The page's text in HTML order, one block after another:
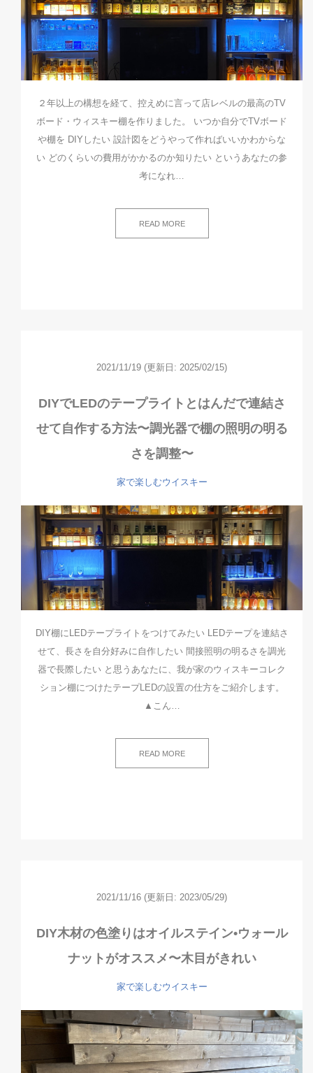
２年以上の構想を経て、控えめに言って店レベルの最高のTV
ボード・ウィスキー棚を作りました。 いつか自分でTVボード
や棚を DIYしたい 設計図をどうやって作ればいいかわからな
い どのくらいの費用がかかるのか知りたい というあなたの参
考になれ…
READ MORE
2021/11/19 (更新日: 2025/02/15)
DIYでLEDのテープライトとはんだで連結さ
せて自作する方法〜調光器で棚の照明の明る
さを調整〜
家で楽しむウイスキー
DIY棚にLEDテープライトをつけてみたい LEDテープを連結さ
せて、長さを自分好みに自作したい 間接照明の明るさを調光
器で長際したい と思うあなたに、我が家のウィスキーコレク
ション棚につけたテープLEDの設置の仕方をご紹介します。
▲こん…
READ MORE
2021/11/16 (更新日: 2023/05/29)
DIY木材の色塗りはオイルステイン•ウォール
ナットがオススメ〜木目がきれい
家で楽しむウイスキー